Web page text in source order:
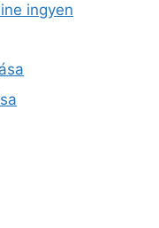
ingyen